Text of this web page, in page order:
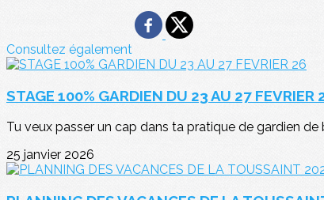
Consultez également
STAGE 100% GARDIEN DU 23 AU 27 FEVRIER
Tu veux passer un cap dans ta pratique de gardien
25 janvier 2026